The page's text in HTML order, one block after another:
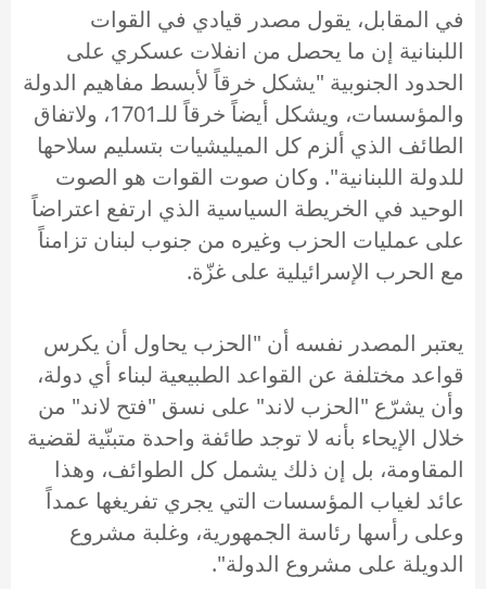
في المقابل، يقول مصدر قيادي في القوات
اللبنانية إن ما يحصل من انفلات عسكري على
الحدود الجنوبية "يشكل خرقاً لأبسط مفاهيم الدولة
والمؤسسات، ويشكل أيضاً خرقاً للـ1701، ولاتفاق
الطائف الذي ألزم كل الميليشيات بتسليم سلاحها
للدولة اللبنانية". وكان صوت القوات هو الصوت
الوحيد في الخريطة السياسية الذي ارتفع اعتراضاً
على عمليات الحزب وغيره من جنوب لبنان تزامناً
مع الحرب الإسرائيلية على غزّة.
يعتبر المصدر نفسه أن "الحزب يحاول أن يكرس
قواعد مختلفة عن القواعد الطبيعية لبناء أي دولة،
وأن يشرّع "الحزب لاند" على نسق "فتح لاند" من
خلال الإيحاء بأنه لا توجد طائفة واحدة متبنّية لقضية
المقاومة، بل إن ذلك يشمل كل الطوائف، وهذا
عائد لغياب المؤسسات التي يجري تفريغها عمداً
وعلى رأسها رئاسة الجمهورية، وغلبة مشروع
الدويلة على مشروع الدولة".